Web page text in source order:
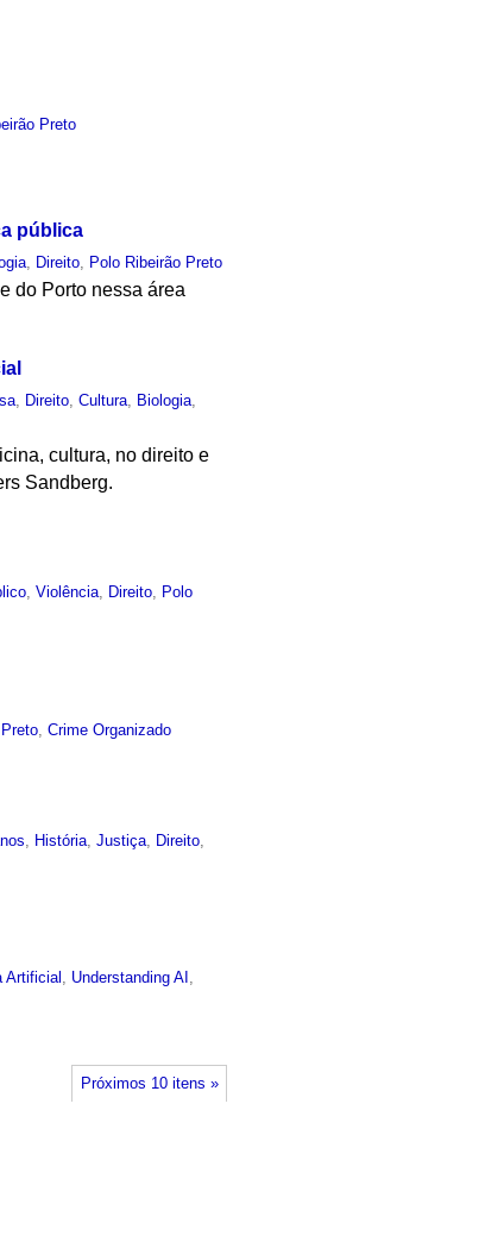
Preto
pública
Direito Polo Ribeirão Preto
do Porto nessa área
Direito ,Cultura Biologia
cultura, no direito e
Sandberg.
,Violência, Direito, Polo
,Crime Organizado
História ,Justiça Direito
Artificial, Understanding AI ,
Próximos 10 itens »